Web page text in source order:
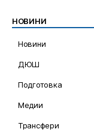
НОВИНИ
Новини
ДЮШ
Подготовка
Медии
Трансфери